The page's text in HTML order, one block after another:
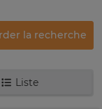
la recherche
Liste